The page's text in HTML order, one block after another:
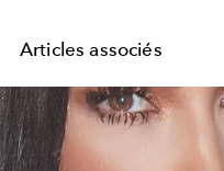
Articles associés